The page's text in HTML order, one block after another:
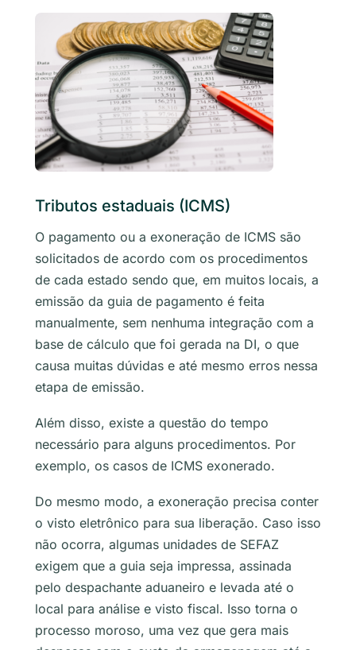
Tributos estaduais (ICMS)
O pagamento ou a exoneração de ICMS são
solicitados de acordo com os procedimentos
de cada estado sendo que, em muitos locais, a
emissão da guia de pagamento é feita
manualmente, sem nenhuma integração com a
base de cálculo que foi gerada na DI, o que
causa muitas dúvidas e até mesmo erros nessa
etapa de emissão.
Além disso, existe a questão do tempo
necessário para alguns procedimentos. Por
exemplo, os casos de ICMS exonerado.
Do mesmo modo, a exoneração precisa conter
o visto eletrônico para sua liberação. Caso isso
não ocorra, algumas unidades de SEFAZ
exigem que a guia seja impressa, assinada
pelo despachante aduaneiro e levada até o
local para análise e visto fiscal. Isso torna o
processo moroso, uma vez que gera mais